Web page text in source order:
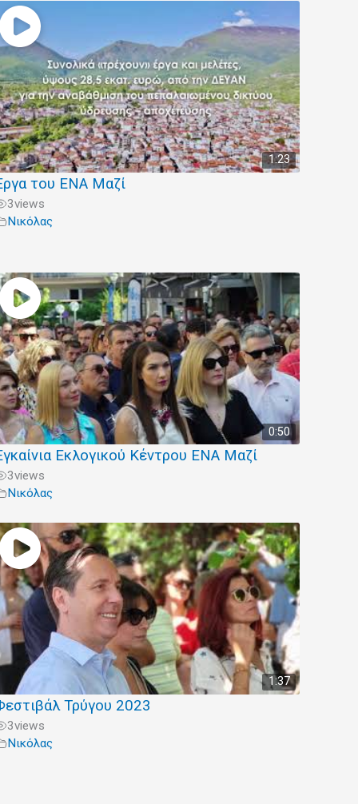
1:23
του ΕΝΑ Μαζί
3views
Νικόλας
0:50
Εκλογικού Κέντρου ΕΝΑ Μαζί
3views
Νικόλας
1:37
Τρύγου 2023
3views
Νικόλας